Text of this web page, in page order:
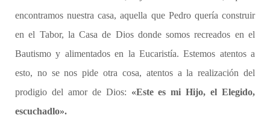
encontramos nuestra casa, aquella que Pedro quería construir
en el Tabor, la Casa de Dios donde somos recreados en el
Bautismo y alimentados en la Eucaristía. Estemos atentos a
esto, no se nos pide otra cosa, atentos a la realización del
prodigio del amor de Dios: «Este es mi Hijo, el Elegido,
escuchadlo».